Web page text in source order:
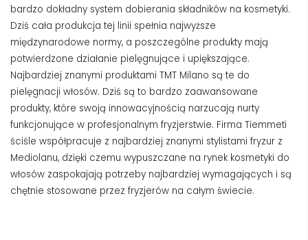
bardzo dokładny system dobierania składników na kosmetyki.
Dziś cała produkcja tej linii spełnia najwyższe
międzynarodowe normy, a poszczególne produkty mają
potwierdzone działanie pielęgnujące i upiększające.
Najbardziej znanymi produktami TMT Milano są te do
pielęgnacji włosów. Dziś są to bardzo zaawansowane
produkty, które swoją innowacyjnością narzucają nurty
funkcjonujące w profesjonalnym fryzjerstwie. Firma Tiemmeti
ściśle współpracuje z najbardziej znanymi stylistami fryzur z
Mediolanu, dzięki czemu wypuszczane na rynek kosmetyki do
włosów zaspokajają potrzeby najbardziej wymagających i są
chętnie stosowane przez fryzjerów na całym świecie.